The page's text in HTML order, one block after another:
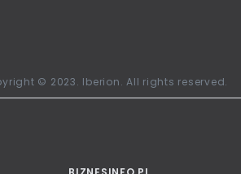
© 2023. Iberion. All rights reserved.